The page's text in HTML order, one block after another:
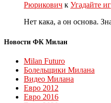
Рюрикович к Угадайте
Нет кака, а он основа.
Новости ФК Милан
Milan Futuro
Болельщики Милана
Видео Милана
Евро 2012
Евро 2016